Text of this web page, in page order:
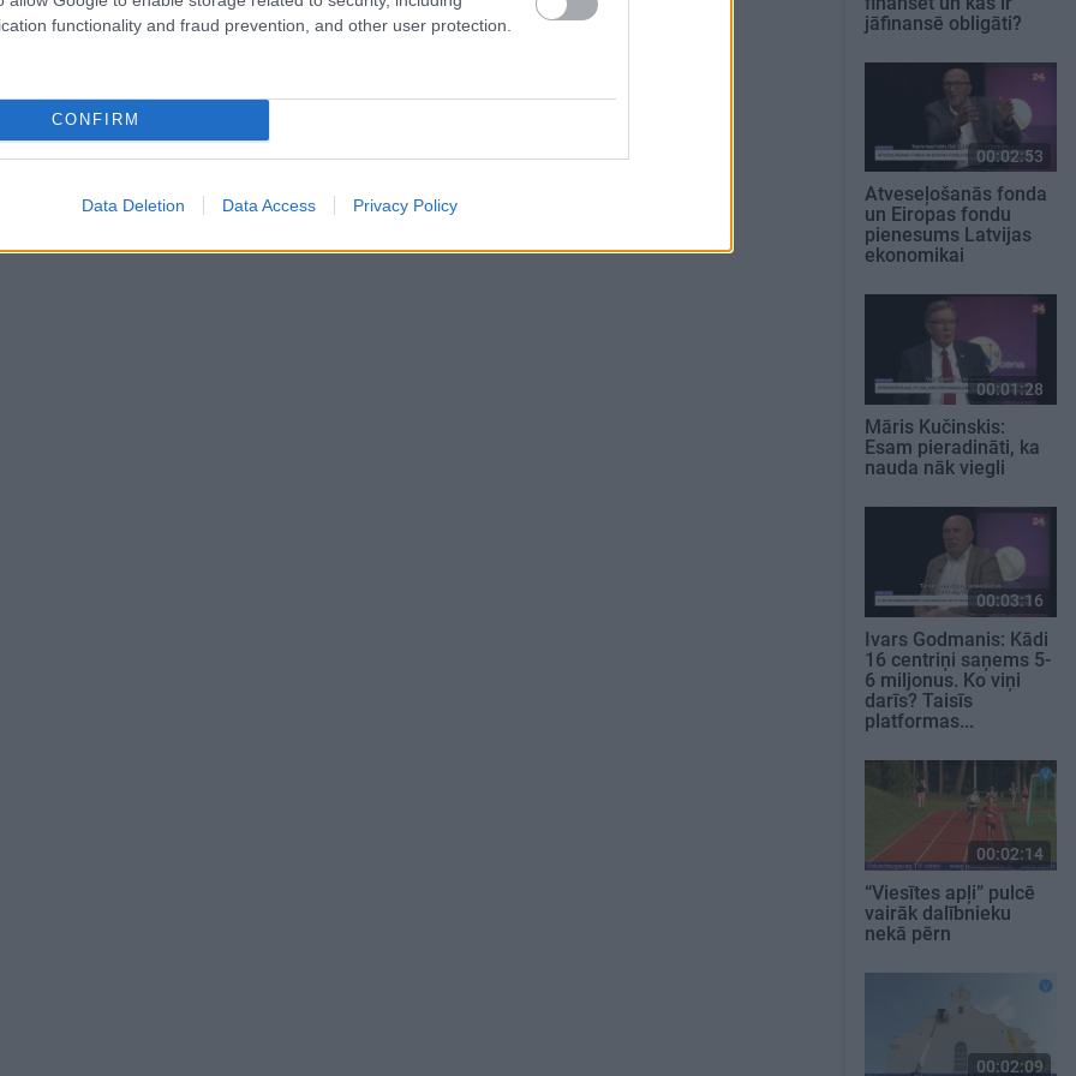
functionality and fraud prevention, and other user protection.
CONFIRM
Data Deletion Data Access Privacy Policy
jāfinansē obligāti?
00:02:53
Atveseļošanās fonda
un Eiropas fondu
pienesums Latvijas
ekonomikai
00:01:28
Māris Kučinskis:
Esam pieradināti, ka
nauda nāk viegli
00:03:16
Ivars Godmanis: Kādi
16 centriņi saņems 5-
6 miljonus. Ko viņi
darīs? Taisīs
platformas...
00:02:14
“Viesītes apļi” pulcē
vairāk dalībnieku
nekā pērn
00:02:09